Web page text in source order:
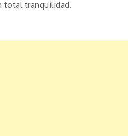
total tranquilidad.